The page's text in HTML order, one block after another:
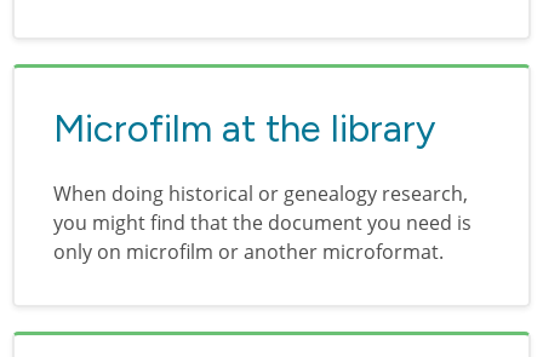
Microfilm at the library
When doing historical or genealogy research,
you might find that the document you need is
only on microfilm or another microformat.